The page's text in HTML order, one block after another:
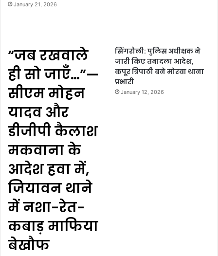
January 21, 2026
“जब रखवाले
ही सो जाएँ…”—
सीएम मोहन
यादव और
डीजीपी कैलाश
मकवाना के
आदेश हवा में,
जियावन थाने
में नशा-रेत-
कबाड़ माफिया
बेखौफ
सिंगरौली: पुलिस अधीक्षक ने
जारी किए तबादला आदेश,
कपूर त्रिपाठी बने मोरवा थाना
प्रभारी
January 12, 2026